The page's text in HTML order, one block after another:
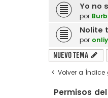
Yo no
por
Nolite
por
Nuevo Tema
Volver a Índice
Permisos